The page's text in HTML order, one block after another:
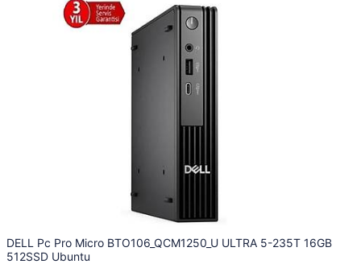
DELL Pc Pro Micro BTO106_QCM1250_U ULTRA 5-235T 16GB
512SSD Ubuntu